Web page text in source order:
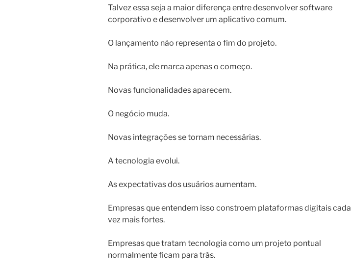
Talvez essa seja a maior diferença entre desenvolver software
corporativo e desenvolver um aplicativo comum.
O lançamento não representa o fim do projeto.
Na prática, ele marca apenas o começo.
Novas funcionalidades aparecem.
O negócio muda.
Novas integrações se tornam necessárias.
A tecnologia evolui.
As expectativas dos usuários aumentam.
Empresas que entendem isso constroem plataformas digitais cada
vez mais fortes.
Empresas que tratam tecnologia como um projeto pontual
normalmente ficam para trás.